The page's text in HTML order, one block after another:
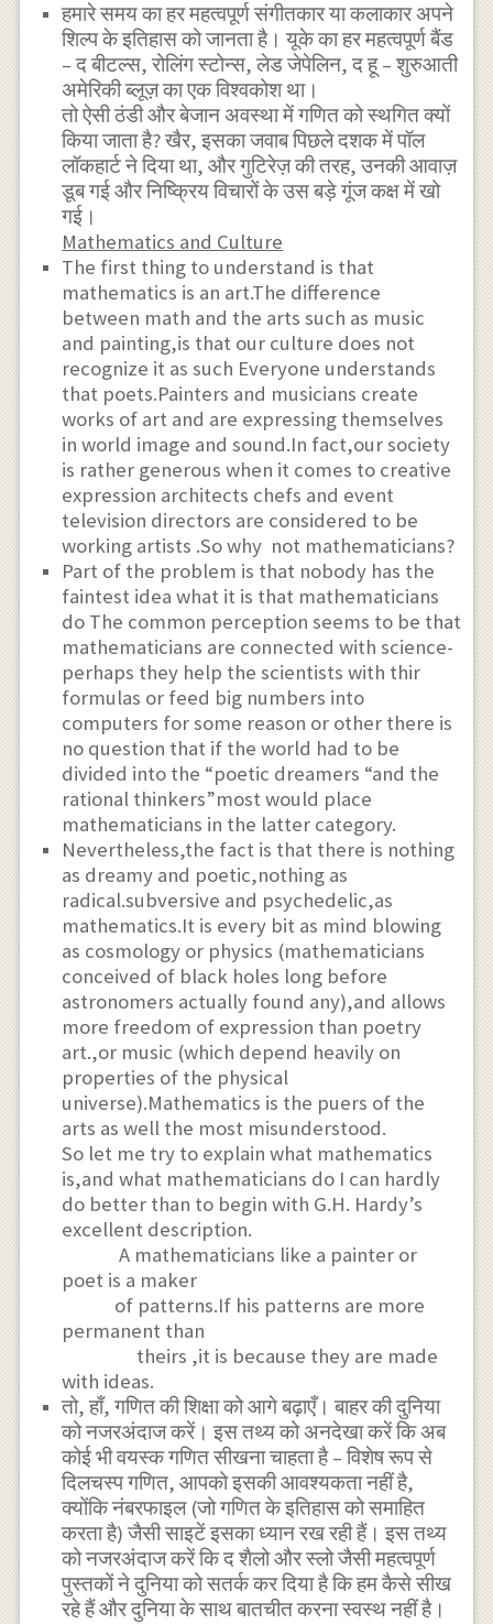
हमारे समय का हर महत्वपूर्ण संगीतकार या कलाकार अपने
शिल्प के इतिहास को जानता है। यूके का हर महत्वपूर्ण बैंड
– द बीटल्स, रोलिंग स्टोन्स, लेड जेपेलिन, द हू – शुरुआती
अमेरिकी ब्लूज़ का एक विश्वकोश था।
तो ऐसी ठंडी और बेजान अवस्था में गणित को स्थगित क्यों
किया जाता है? खैर, इसका जवाब पिछले दशक में पॉल
लॉकहार्ट ने दिया था, और गुटिरेज़ की तरह, उनकी आवाज़
डूब गई और निष्क्रिय विचारों के उस बड़े गूंज कक्ष में खो
गई।
Mathematics and Culture
The first thing to understand is that
mathematics is an art.The difference
between math and the arts such as music
and painting,is that our culture does not
recognize it as such Everyone understands
that poets.Painters and musicians create
works of art and are expressing themselves
in world image and sound.In fact,our society
is rather generous when it comes to creative
expression architects chefs and event
television directors are considered to be
working artists .So why not mathematicians?
Part of the problem is that nobody has the
faintest idea what it is that mathematicians
do The common perception seems to be that
mathematicians are connected with science-
perhaps they help the scientists with thir
formulas or feed big numbers into
computers for some reason or other there is
no question that if the world had to be
divided into the “poetic dreamers “and the
rational thinkers”most would place
mathematicians in the latter category.
Nevertheless,the fact is that there is nothing
as dreamy and poetic,nothing as
radical.subversive and psychedelic,as
mathematics.It is every bit as mind blowing
as cosmology or physics (mathematicians
conceived of black holes long before
astronomers actually found any),and allows
more freedom of expression than poetry
art.,or music (which depend heavily on
properties of the physical
universe).Mathematics is the puers of the
arts as well the most misunderstood.
So let me try to explain what mathematics
is,and what mathematicians do I can hardly
do better than to begin with G.H. Hardy’s
excellent description.
A mathematicians like a painter or
poet is a maker
of patterns.If his patterns are more
permanent than
theirs ,it is because they are made
with ideas.
तो, हाँ, गणित की शिक्षा को आगे बढ़ाएँ। बाहर की दुनिया
को नजरअंदाज करें। इस तथ्य को अनदेखा करें कि अब
कोई भी वयस्क गणित सीखना चाहता है – विशेष रूप से
दिलचस्प गणित, आपको इसकी आवश्यकता नहीं है,
क्योंकि नंबरफाइल (जो गणित के इतिहास को समाहित
करता है) जैसी साइटें इसका ध्यान रख रही हैं। इस तथ्य
को नजरअंदाज करें कि द शैलो और स्लो जैसी महत्वपूर्ण
पुस्तकों ने दुनिया को सतर्क कर दिया है कि हम कैसे सीख
रहे हैं और दुनिया के साथ बातचीत करना स्वस्थ नहीं है।